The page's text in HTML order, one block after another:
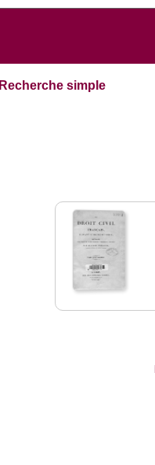
Recherche simple